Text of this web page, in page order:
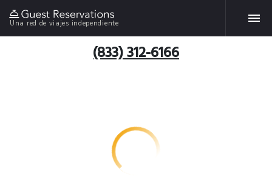
Una red de viajes independiente
(833) 312-6166